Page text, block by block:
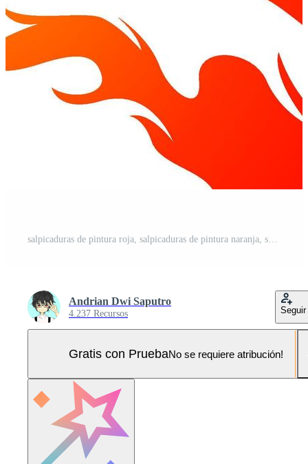
salpicaduras de pintura roja, salpicaduras de pintura naranja, salpicaduras de agua abstracta, diseño de arte ondulado, resumen vectorial, fondo de arte ondulado, arte, pincel Pro Vector y Pro SVG
Andrian Dwi Saputro
4.237 Recursos Seguir
Gratis con PruebaNo se requiere atribución!